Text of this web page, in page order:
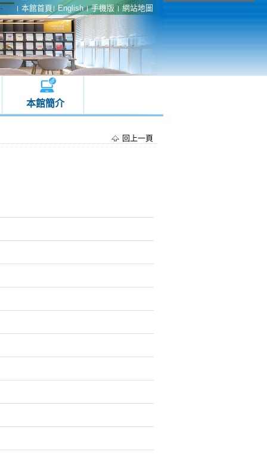
本館首頁 English 手機版 網站地圖
本館簡介
回上一頁